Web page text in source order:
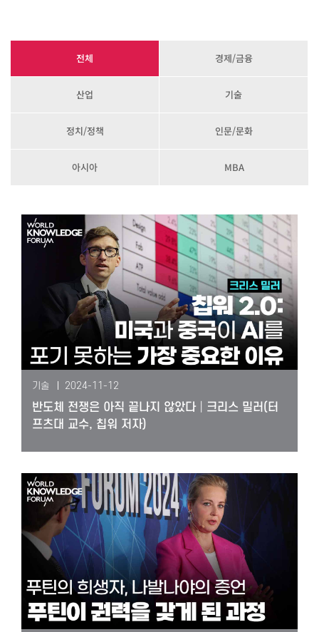
전체 경제/금융
산업 기술
정치/정책 인문/문화
아시아 MBA
기술 2024-11-12
반도체 전쟁은 아직 끝나지 않았다│크리스 밀러(터
프츠대 교수, 칩워 저자)